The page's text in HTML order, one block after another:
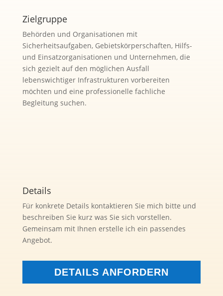
Zielgruppe
Behörden und Organisationen mit
Sicherheitsaufgaben, Gebietskörperschaften, Hilfs-
und Einsatzorganisationen und Unternehmen, die
sich gezielt auf den möglichen Ausfall
lebenswichtiger Infrastrukturen vorbereiten
möchten und eine professionelle fachliche
Begleitung suchen.
Details
Für konkrete Details kontaktieren Sie mich bitte und
beschreiben Sie kurz was Sie sich vorstellen.
Gemeinsam mit Ihnen erstelle ich ein passendes
Angebot.
DETAILS ANFORDERN